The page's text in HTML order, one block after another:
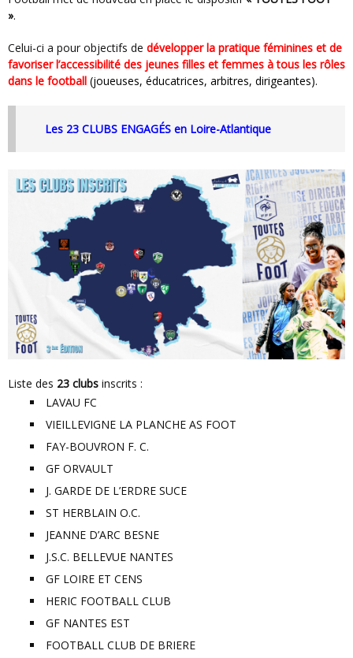
».
Celui-ci a pour objectifs de développer la pratique féminines et de
favoriser l’accessibilité des jeunes filles et femmes à tous les rôles
dans le football (joueuses, éducatrices, arbitres, dirigeantes).
Les 23 CLUBS ENGAGÉS en Loire-Atlantique
Liste des 23 clubs inscrits :
LAVAU FC
VIEILLEVIGNE LA PLANCHE AS FOOT
FAY-BOUVRON F. C.
GF ORVAULT
J. GARDE DE L’ERDRE SUCE
ST HERBLAIN O.C.
JEANNE D’ARC BESNE
J.S.C. BELLEVUE NANTES
GF LOIRE ET CENS
HERIC FOOTBALL CLUB
GF NANTES EST
FOOTBALL CLUB DE BRIERE